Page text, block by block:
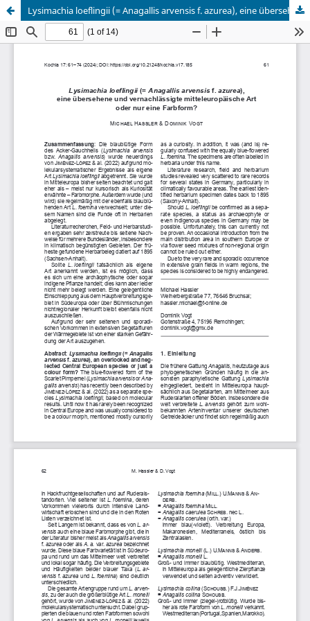
Lysimachia loeflingii (= Anagallis arvensis f. azurea), eine übersehene und vernachlässigte mitteleuropäische Art oder nur eine Farbform?